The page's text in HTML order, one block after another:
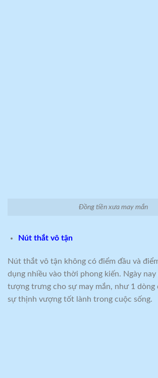
Đồng tiền xưa may mắn
Nút thắt vô tận
Nút thắt vô tận không có điểm đầu và
dụng nhiều vào thời phong kiến. Ngày
tượng trưng cho sự may mắn, như 1 dòng
sự thịnh vượng tốt lành trong cuộc sống.